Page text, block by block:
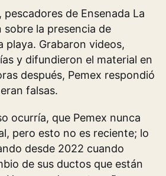
pescadores de Ensenada La
la presencia de
playa. Grabaron videos,
y difundieron el material en
después, Pemex respondió
falsas.
ocurría, que Pemex nunca
pero esto no es reciente; lo
desde 2022 cuando
de sus ductos que están